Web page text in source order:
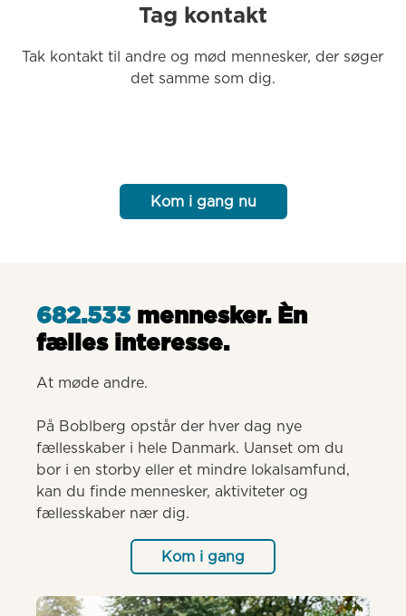
Tag kontakt
Tak kontakt til andre og mød mennesker, der søger
det samme som dig.
Kom i gang nu
682.533 mennesker. Èn
fælles interesse.
At møde andre.
På Boblberg opstår der hver dag nye
fællesskaber i hele Danmark. Uanset om du
bor i en storby eller et mindre lokalsamfund,
kan du finde mennesker, aktiviteter og
fællesskaber nær dig.
Kom i gang